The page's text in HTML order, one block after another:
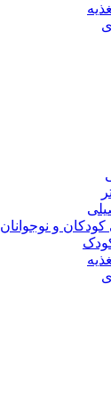
و نوجوانان